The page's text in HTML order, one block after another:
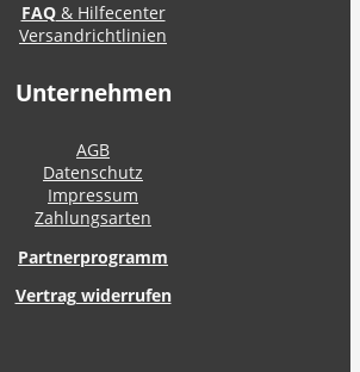
FAQ& Hilfecenter
Versandrichtlinien
Unternehmen
AGB
Datenschutz
Impressum
Zahlungsarten
Partnerprogramm
Vertrag widerrufen